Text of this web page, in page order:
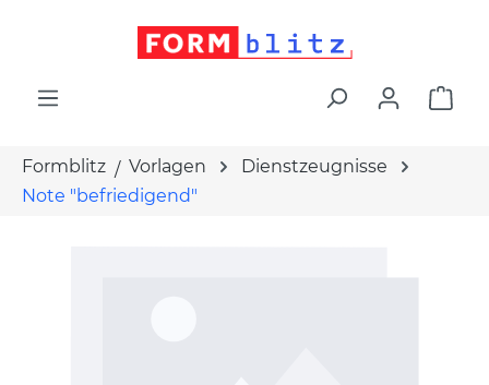
Formblitz Vorlagen
Dienstzeugnisse
Note "befriedigend"